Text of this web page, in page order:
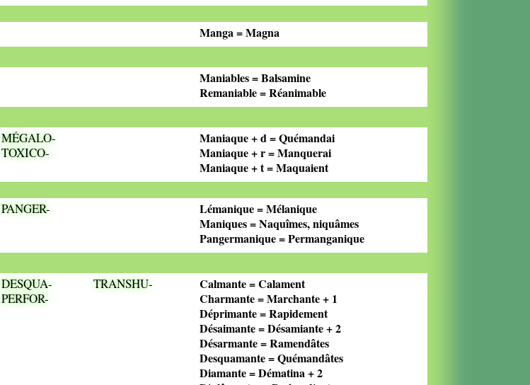
Manga = Magna
Maniables = Balsamine
Remaniable = Réanimable
MÉGALO-
TOXICO-
Maniaque + d = Quémandai
Maniaque + r = Manquerai
Maniaque + t = Maquaient
PANGER-
Lémanique = Mélanique
Maniques = Naquîmes, niquâmes
Pangermanique = Permanganique
DESQUA-
PERFOR-
TRANSHU-
Calmante = Calament
Charmante = Marchante + 1
Déprimante = Rapidement
Désaimante = Désamiante + 2
Désarmante = Ramendâtes
Desquamante = Quémandâtes
Diamante = Dématina + 2